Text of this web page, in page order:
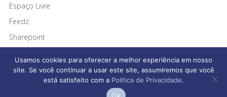
Espaço Livre
Feedz
Sharepoint
Afonso França Engenharia © 2026 Todos os direitos reservados
Usamos cookies para oferecer a melhor experiência em nosso
site. Se você continuar a usar este site, assumiremos que você
está satisfeito com a Política de Privacidade.
Ok